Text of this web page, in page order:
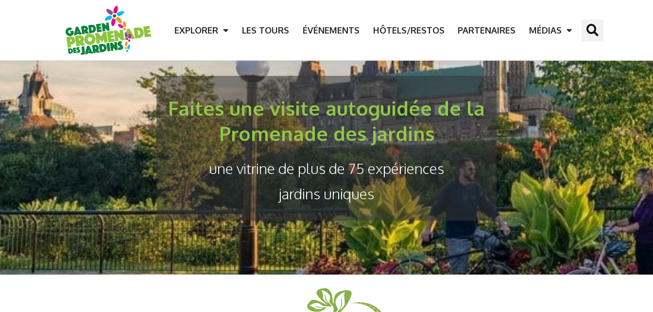
EXPLORER LES TOURS ÉVÉNEMENTS HÔTELS/RESTOS PARTENAIRES MÉDIAS
Faites une visite autoguidée de la
Promenade des jardins
une vitrine de plus de 75 expériences
jardins uniques